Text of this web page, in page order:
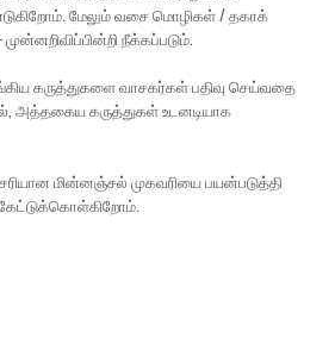
மேலும் வசை மொழிகள் / தகாக்
நீக்கப்படும்.
கருத்துகளை வாசகர்கள் பதிவு செய்வதை
அத்தகைய கருத்துகள் உடனடியாக
மின்னஞ்சல் முகவரியை பயன்படுத்தி
கேட்டுக்கொள்கிறோம்.